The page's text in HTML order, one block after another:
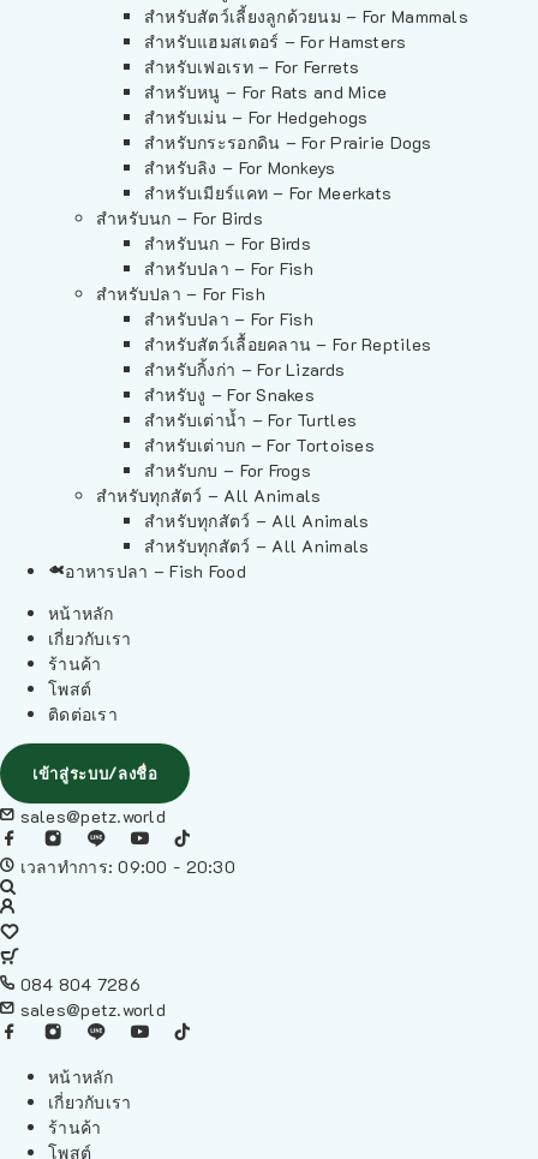
สำหรับสัตว์เลี้ยงลูกด้วยนม – For Mammals
สำหรับแฮมสเตอร์ – For Hamsters
สำหรับเฟอเรท – For Ferrets
สำหรับหนู – For Rats and Mice
สำหรับเม่น – For Hedgehogs
สำหรับกระรอกดิน – For Prairie Dogs
สำหรับลิง – For Monkeys
สำหรับเมียร์แคท – For Meerkats
สำหรับนก – For Birds
สำหรับนก – For Birds
สำหรับปลา – For Fish
สำหรับปลา – For Fish
สำหรับปลา – For Fish
สำหรับสัตว์เลื้อยคลาน – For Reptiles
สำหรับกิ้งก่า – For Lizards
สำหรับงู – For Snakes
สำหรับเต่าน้ำ – For Turtles
สำหรับเต่าบก – For Tortoises
สำหรับกบ – For Frogs
สำหรับทุกสัตว์ – All Animals
สำหรับทุกสัตว์ – All Animals
สำหรับทุกสัตว์ – All Animals
อาหารปลา – Fish Food
หน้าหลัก
เกี่ยวกับเรา
ร้านค้า
โพสต์
ติดต่อเรา
เข้าสู่ระบบ/ลงชื่อ
sales@petz.world
เวลาทำการ: 09:00 - 20:30
084 804 7286
sales@petz.world
หน้าหลัก
เกี่ยวกับเรา
ร้านค้า
โพสต์